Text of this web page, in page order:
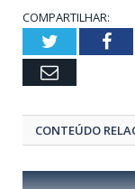
COMPARTILHAR:
Twitter
Email
CONTEÚDO